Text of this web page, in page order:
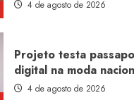
4 de agosto de 2026
Dia dos Pais reforça
retomada da moda no
varejo